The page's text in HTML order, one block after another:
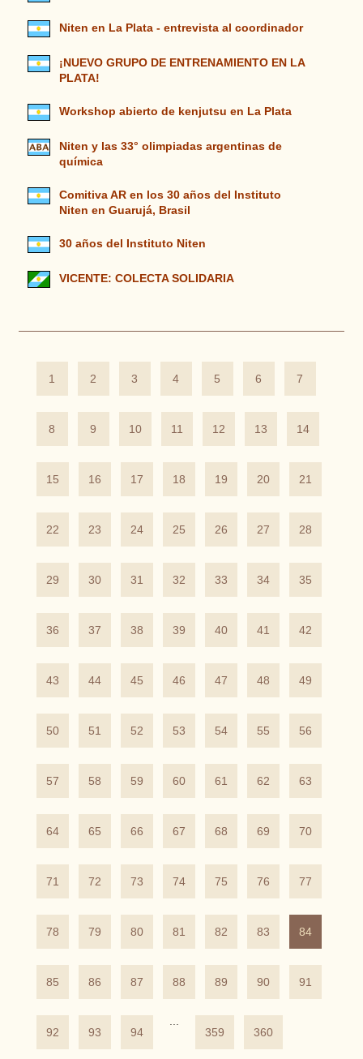
Niten en La Plata - entrevista al coordinador
¡NUEVO GRUPO DE ENTRENAMIENTO EN LA
PLATA!
Workshop abierto de kenjutsu en La Plata
Niten y las 33° olimpiadas argentinas de
química
Comitiva AR en los 30 años del Instituto
Niten en Guarujá, Brasil
30 años del Instituto Niten
VICENTE: COLECTA SOLIDARIA
1 2 3 4 5 6 7
8 9 10 11 12 13 14
15 16 17 18 19 20 21
22 23 24 25 26 27 28
29 30 31 32 33 34 35
36 37 38 39 40 41 42
43 44 45 46 47 48 49
50 51 52 53 54 55 56
57 58 59 60 61 62 63
64 65 66 67 68 69 70
71 72 73 74 75 76 77
78 79 80 81 82 83 84
85 86 87 88 89 90 91
92 93 94
359
360